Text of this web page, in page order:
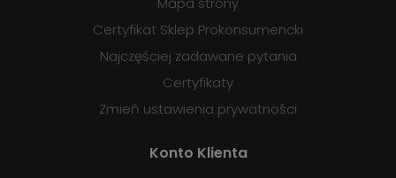
Certyfikat Sklep Prokonsumencki
Najczęściej zadawane pytania
Certyfikaty
Zmień ustawienia prywatności
Konto Klienta